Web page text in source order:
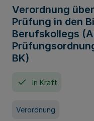
Verordnung
Prüfung in den
Berufskollegs
BK)
In Kraft
Verordnung